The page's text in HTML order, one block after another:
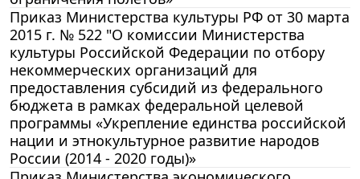
Приказ Министерства культуры РФ от 30 марта
2015 г. № 522 "О комиссии Министерства
культуры Российской Федерации по отбору
некоммерческих организаций для
предоставления субсидий из федерального
бюджета в рамках федеральной целевой
программы «Укрепление единства российской
нации и этнокультурное развитие народов
России (2014 - 2020 годы)»